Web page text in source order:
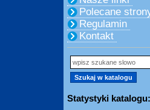
Polecane
Regulamin
Kontakt
Statystyki katalogu: